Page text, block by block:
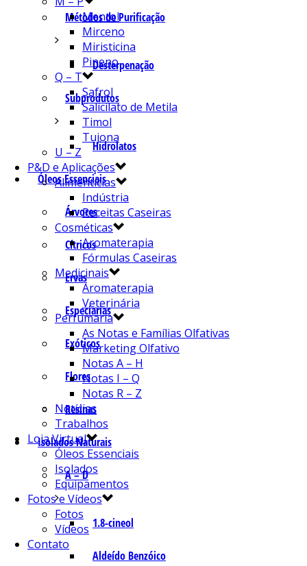
Métodos de Purificação
Desterpenação
Subprodutos
Hidrolatos
Óleos Essenciais
Árvores
Cítricos
Ervas
Especiarias
Exóticos
Flores
Resinas
Isolados Naturais
A – D
1.8-cineol
Aldeído Benzóico
Mentol
Mirceno
Miristicina
Pineno
Q – T
Safrol
Salicilato de Metila
Timol
Tujona
U – Z
P&D e Aplicações
Alimentícias
Indústria
Receitas Caseiras
Cosméticas
Aromaterapia
Fórmulas Caseiras
Medicinais
Aromaterapia
Veterinária
Perfumaria
As Notas e Famílias Olfativas
Marketing Olfativo
Notas A – H
Notas I – Q
Notas R – Z
Notícias
Trabalhos
Loja Virtual
Óleos Essenciais
Isolados
Equipamentos
Fotos e Vídeos
Fotos
Vídeos
Contato